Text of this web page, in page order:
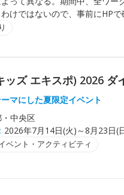
けではないので、事前にHPで
ッズ エキスポ) 2026 ダ
マにした夏限定イベント
中央区
2026年7月14日(火)～8月23日(
ベント・アクティビティ